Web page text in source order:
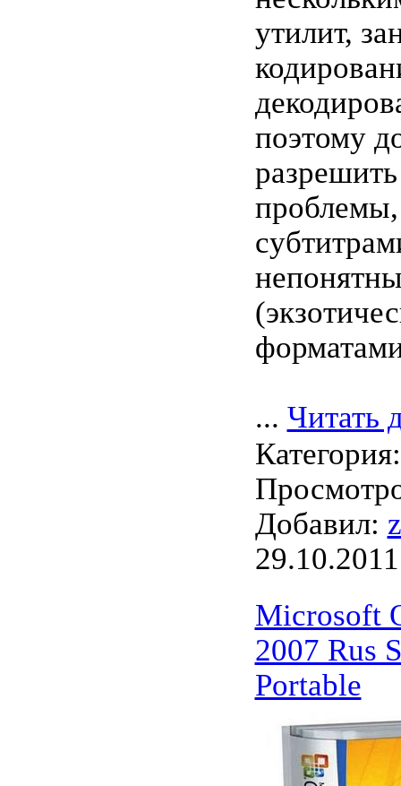
утилит,
поэтому
... Читать
Добавил:
29.10.2011
Microsoft
2007 Rus
Portable